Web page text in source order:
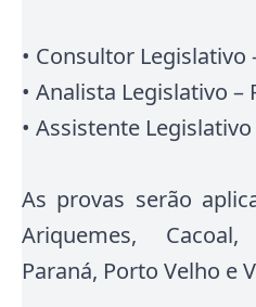
• Consultor Legislativo
• Analista Legislativo –
• Assistente Legislativo
As provas serão
Ariquemes,
Paraná, Porto Velho e